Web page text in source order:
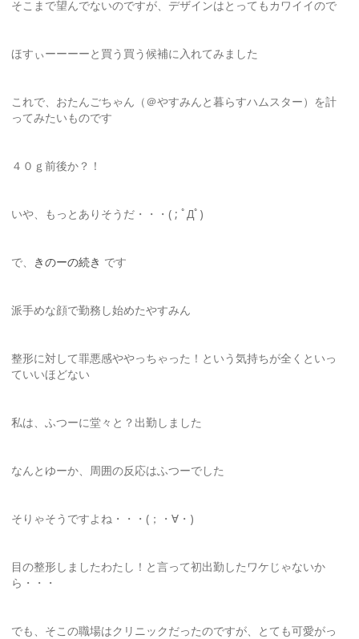
そこまで望んでないのですが、デザインはとってもカワイイので
ほすぃーーーーと買う買う候補に入れてみました
これで、おたんごちゃん（＠やすみんと暮らすハムスター）を計
ってみたいものです
４０ｇ前後か？！
いや、もっとありそうだ・・・( ; ﾟДﾟ)
で、 きのーの続き です
派手めな顔で勤務し始めたやすみん
整形に対して罪悪感ややっちゃった！という気持ちが全くといっ
ていいほどない
私は、ふつーに堂々と？出勤しました
なんとゆーか、周囲の反応はふつーでした
そりゃそうですよね・・・(；・∀・)
目の整形しましたわたし！と言って初出勤したワケじゃないか
ら・・・
でも、そこの職場はクリニックだったのですが、とても可愛がっ